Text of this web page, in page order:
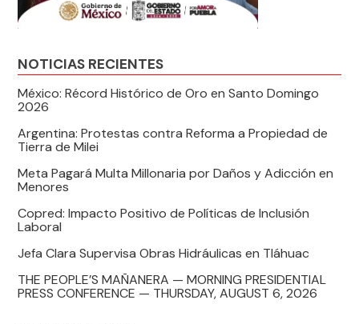
NOTICIAS RECIENTES
México: Récord Histórico de Oro en Santo Domingo
2026
Argentina: Protestas contra Reforma a Propiedad de
Tierra de Milei
Meta Pagará Multa Millonaria por Daños y Adicción en
Menores
Copred: Impacto Positivo de Políticas de Inclusión
Laboral
Jefa Clara Supervisa Obras Hidráulicas en Tláhuac
THE PEOPLE’S MAÑANERA — MORNING PRESIDENTIAL
PRESS CONFERENCE — THURSDAY, AUGUST 6, 2026